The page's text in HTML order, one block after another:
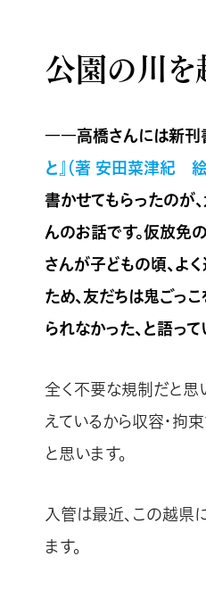
公園の川を
――高橋さんには新刊
と』（著 安田菜津紀
書かせてもらったのが
んのお話です。仮放免
さんが子どもの頃、よ
ため、友だちは鬼ごっ
られなかった、と語って
全く不要な規制だと思
えているから収容・拘
と思います。
入管は最近、この越県
ます。